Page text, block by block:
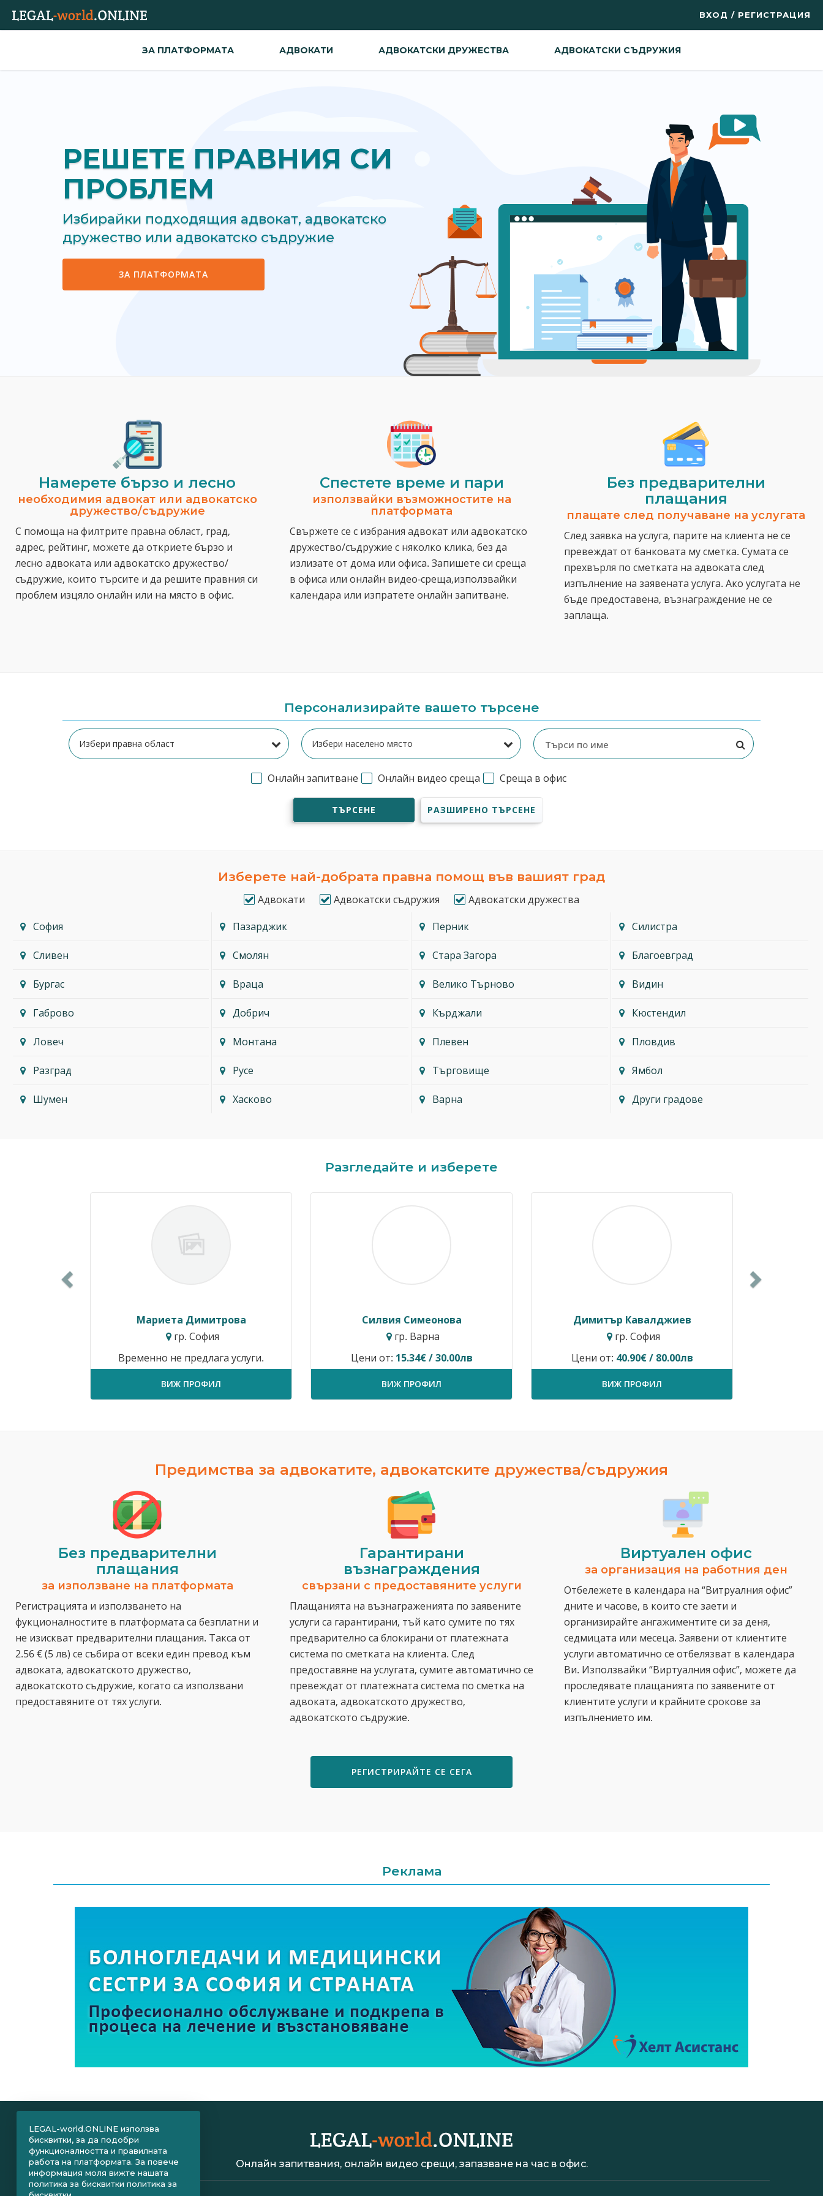
ВХОД / РЕГИСТРАЦИЯ
ЗА ПЛАТФОРМАТА АДВОКАТИ АДВОКАТСКИ ДРУЖЕСТВА АДВОКАТСКИ СЪДРУЖИЯ
РЕШЕТЕ ПРАВНИЯ СИ
ПРОБЛЕМ
Избирайки подходящия адвокат, адвокатско
дружество или адвокатско съдружие
ЗА ПЛАТФОРМАТА
Намерете бързо и лесно
необходимия адвокат или адвокатско
дружество/съдружие
С помоща на филтрите правна област, град,
адрес, рейтинг, можете да откриете бързо и
лесно адвоката или адвокатско дружество/
съдружие, които търсите и да решите правния си
проблем изцяло онлайн или на място в офис.
Спестeте време и пари
използвайки възможностите на
платформата
Свържете се с избрания адвокат или адвокатско
дружество/съдружие с няколко клика, без да
излизате от дома или офиса. Запишете си среща
в офиса или онлайн видео-среща,използвайки
календара или изпратете онлайн запитване.
Без предварителни
плащания
плащате след получаване на услугата
След заявка на услуга, парите на клиента не се
превеждат от банковата му сметка. Сумата се
прехвърля по сметката на адвоката след
изпълнение на заявената услуга. Ако услугата не
бъде предоставена, възнаграждение не се
заплаща.
Персонализирайте вашето търсене
Онлайн запитване Онлайн видео среща Среща в офис
ТЪРСЕНЕ РАЗШИРЕНО ТЪРСЕНЕ
Изберете най-добрата правна помощ във вашият град
Адвокати Адвокатски съдружия
Адвокатски дружества
София
Пазарджик Перник Силистра
Сливен Смолян Стара Загора Благоевград
Бургас Враца Велико Търново Видин
Габрово Добрич Кърджали Кюстендил
Ловеч Монтана Плевен Пловдив
Разград Русе Търговище Ямбол
Шумен Хасково Варна Други градове
Разгледайте и изберете
Мариета Димитрова
гр. София
Временно не предлага услуги.
ВИЖ ПРОФИЛ
Силвия Симеонова
гр. Варна
Цени от: 15.34€ / 30.00лв
ВИЖ ПРОФИЛ
Димитър Кавалджиев
гр. София
Цени от: 40.90€ / 80.00лв
ВИЖ ПРОФИЛ
Предимства за адвокатите, адвокатските дружества/съдружия
Без предварителни
плащания
за използване на платформата
Регистрацията и използването на
фукционалностите в платформата са безплатни и
не изискват предварителни плащания. Такса от
2.56 € (5 лв) се събира от всеки един превод към
адвоката, адвокатското дружество,
адвокатското съдружие, когато са използвани
предоставяните от тях услуги.
Гарантирани
възнаграждения
свързани с предоставяните услуги
Плащанията на възнаграженията по заявените
услуги са гарантирани, тъй като сумите по тях
предварително са блокирани от платежната
система по сметката на клиента. След
предоставяне на услугата, сумите автоматично се
превеждат от платежната система по сметка на
адвоката, адвокатското дружество,
адвокатското съдружие.
Виртуален офис
за организация на работния ден
Отбележете в календара на “Витруалния офис”
дните и часове, в които сте заети и
организирайте ангажиментите си за деня,
седмицата или месеца. Заявени от клиентите
услуги автоматично се отбелязват в календара
Ви. Използвайки “Виртуалния офис”, можете да
проследявате плащанията по заявените от
клиентите услуги и крайните срокове за
изпълнението им.
РЕГИСТРИРАЙТЕ СЕ СЕГА
Реклама
Онлайн запитвания, онлайн видео срещи, запазване на час в офис.
LEGAL-world.ONLINE използва
бисквитки, за да подобри
функционалността и правилната
работа на платформата. За повече
информация моля вижте нашата
политика за бисквитки политика за